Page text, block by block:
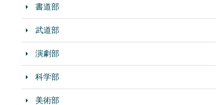
書道部
武道部
演劇部
科学部
美術部